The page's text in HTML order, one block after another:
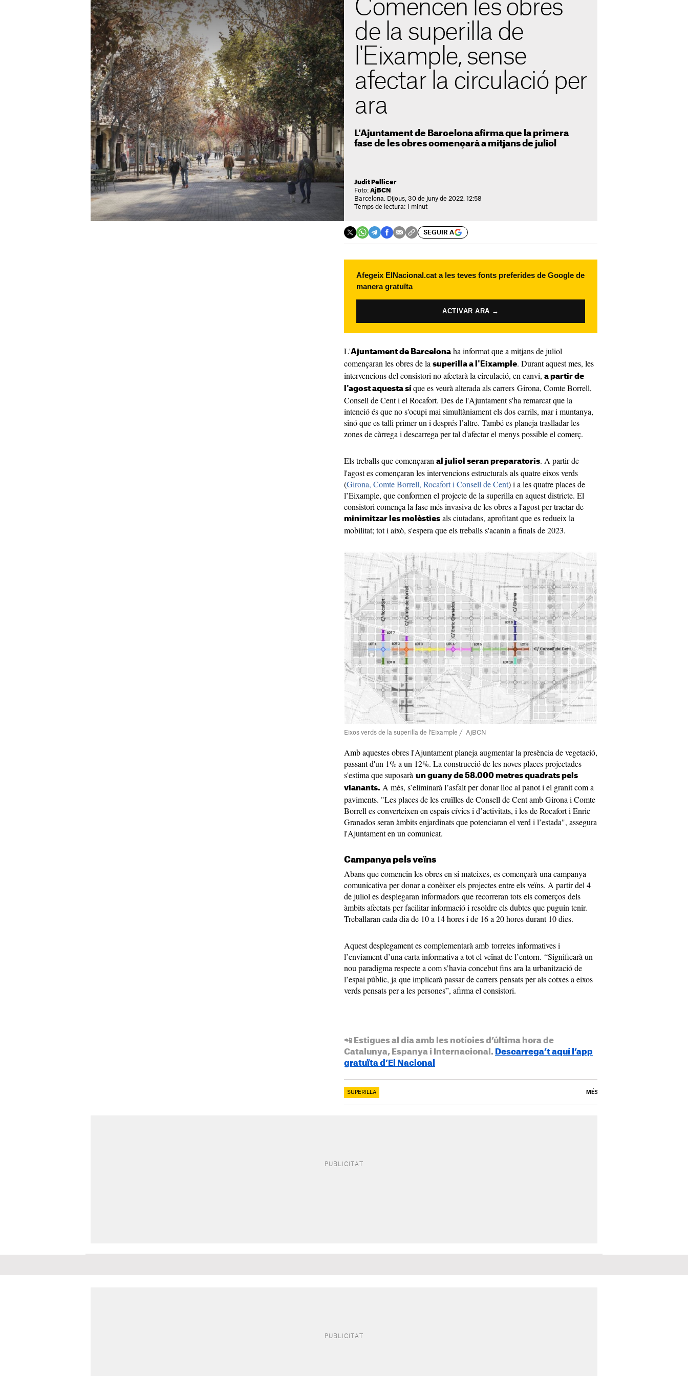
Comencen les obres
de la superilla de
l'Eixample, sense
afectar la circulació per
ara
L'Ajuntament de Barcelona afirma que la primera
fase de les obres començarà a mitjans de juliol
Judit Pellicer
Foto: AjBCN
Barcelona. Dijous, 30 de juny de 2022. 12:58
Temps de lectura: 1 minut
SEGUIR A
Afegeix ElNacional.cat a les teves fonts preferides de Google de
manera gratuïta
ACTIVAR ARA →
L'Ajuntament de Barcelona ha informat que a mitjans de juliol
començaran les obres de la superilla a l'Eixample. Durant aquest mes, les
intervencions del consistori no afectarà la circulació, en canvi, a partir de
l'agost aquesta sí que es veurà alterada als carrers Girona, Comte Borrell,
Consell de Cent i el Rocafort. Des de l'Ajuntament s'ha remarcat que la
intenció és que no s'ocupi mai simultàniament els dos carrils, mar i muntanya,
sinó que es talli primer un i després l’altre. També es planeja traslladar les
zones de càrrega i descarrega per tal d'afectar el menys possible el comerç.
Els treballs que començaran al juliol seran preparatoris. A partir de
l'agost es començaran les intervencions estructurals als quatre eixos verds
(Girona, Comte Borrell, Rocafort i Consell de Cent) i a les quatre places de
l’Eixample, que conformen el projecte de la superilla en aquest districte. El
consistori comença la fase més invasiva de les obres a l'agost per tractar de
minimitzar les molèsties als ciutadans, aprofitant que es redueix la
mobilitat; tot i això, s'espera que els treballs s'acanin a finals de 2023.
Eixos verds de la superilla de l'Eixample / AjBCN
Amb aquestes obres l'Ajuntament planeja augmentar la presència de vegetació,
passant d'un 1% a un 12%. La construcció de les noves places projectades
s'estima que suposarà un guany de 58.000 metres quadrats pels
vianants. A més, s’eliminarà l’asfalt per donar lloc al panot i el granit com a
paviments. "Les places de les cruïlles de Consell de Cent amb Girona i Comte
Borrell es converteixen en espais cívics i d’activitats, i les de Rocafort i Enric
Granados seran àmbits enjardinats que potenciaran el verd i l’estada", assegura
l'Ajuntament en un comunicat.
Campanya pels veïns
Abans que comencin les obres en si mateixes, es començarà una campanya
comunicativa per donar a conèixer els projectes entre els veïns. A partir del 4
de juliol es desplegaran informadors que recorreran tots els comerços dels
àmbits afectats per facilitar informació i resoldre els dubtes que puguin tenir.
Treballaran cada dia de 10 a 14 hores i de 16 a 20 hores durant 10 dies.
Aquest desplegament es complementarà amb torretes informatives i
l’enviament d’una carta informativa a tot el veïnat de l’entorn. “Significarà un
nou paradigma respecte a com s’havia concebut fins ara la urbanització de
l’espai públic, ja que implicarà passar de carrers pensats per als cotxes a eixos
verds pensats per a les persones”, afirma el consistori.
📲 Estigues al dia amb les notícies d’última hora de
Catalunya, Espanya i Internacional. Descarrega’t aquí l’app
gratuïta d’El Nacional
SUPERILLA MÉS